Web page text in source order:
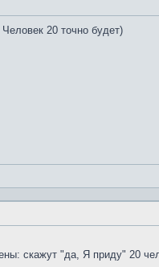
20 точно будет)
скажут "да, Я приду" 20